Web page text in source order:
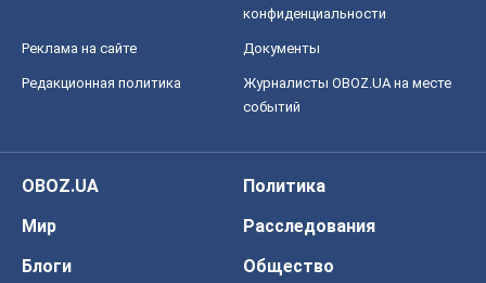
конфиденциальности
Реклама на сайте Документы
Редакционная политика
Журналисты OBOZ.UA на месте
событий
OBOZ.UA
Политика
Мир
Расследования
Блоги
Общество